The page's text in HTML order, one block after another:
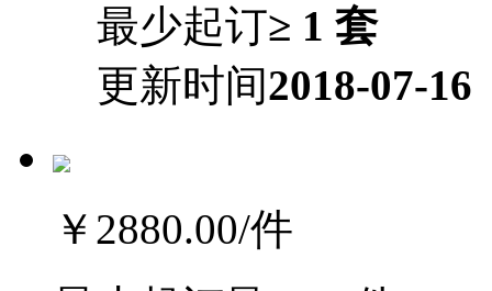
最少起订≥ 1 套
更新时间2018-07-16
￥2880.00/件